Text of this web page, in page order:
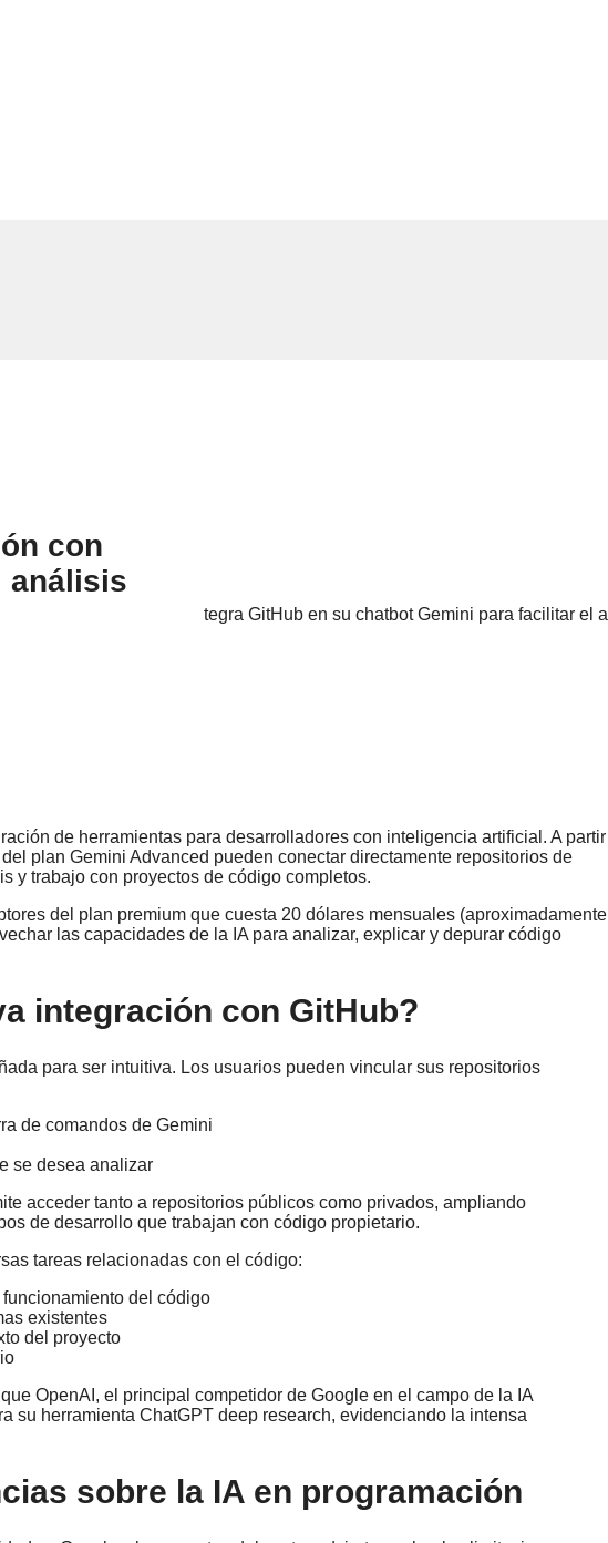
con
análisis
de herramientas para desarrolladores con inteligencia artificial. A partir
plan Gemini Advanced pueden conectar directamente repositorios de
y trabajo con proyectos de código completos.
del plan premium que cuesta 20 dólares mensuales (aproximadamente
las capacidades de la IA para analizar, explicar y depurar código
integración con GitHub?
para ser intuitiva. Los usuarios pueden vincular sus repositorios
de comandos de Gemini
se desea analizar
acceder tanto a repositorios públicos como privados, ampliando
de desarrollo que trabajan con código propietario.
tareas relacionadas con el código:
del código
existentes
del proyecto
OpenAI, el principal competidor de Google en el campo de la IA
su herramienta ChatGPT deep research, evidenciando la intensa
sobre la IA en programación